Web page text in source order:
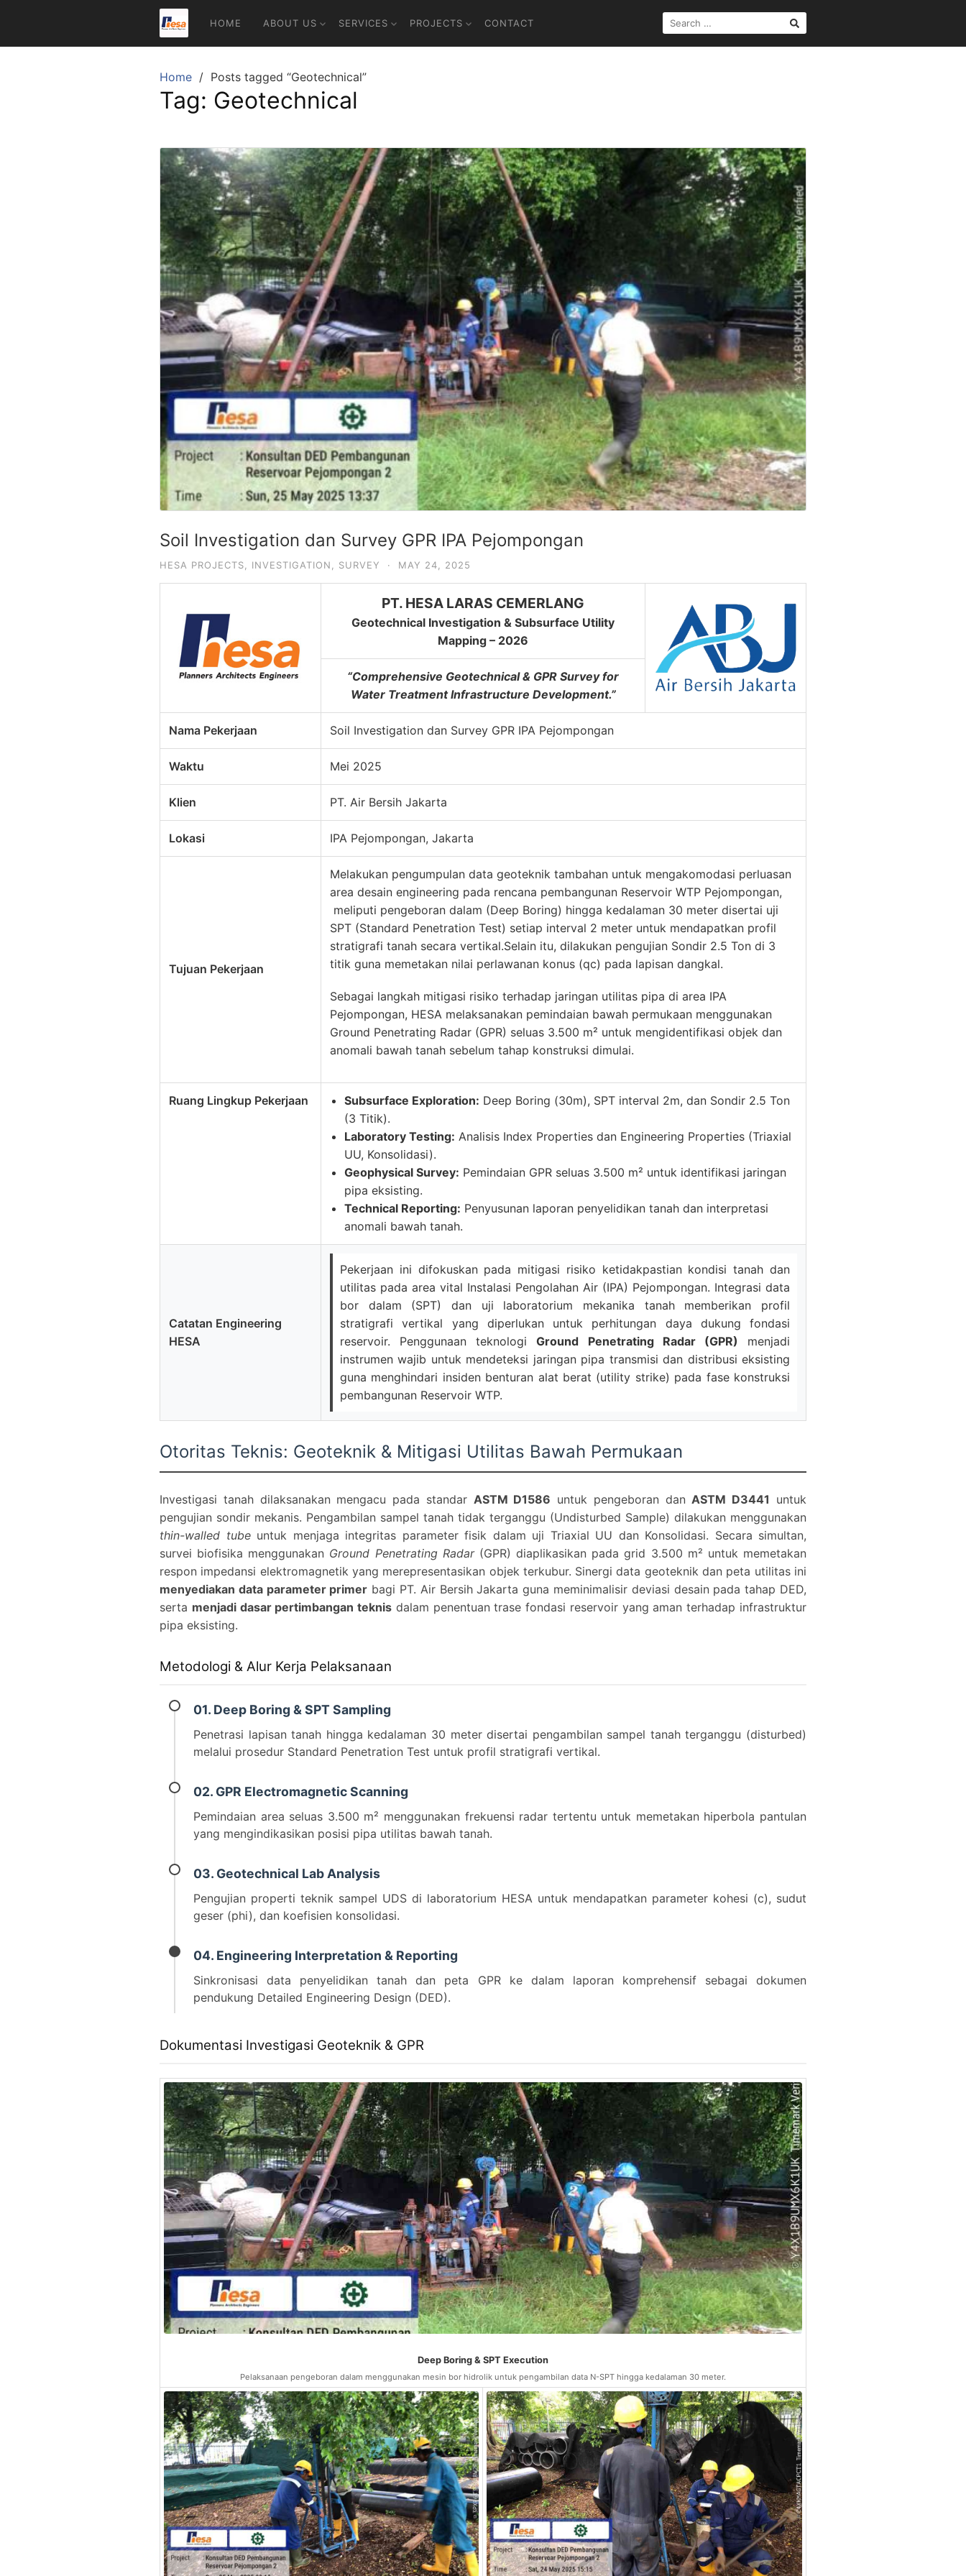
content
HOME ABOUT US SERVICES PROJECTS CONTACT
SEARCH
FOR:
Home Posts tagged “Geotechnical”
Tag: Geotechnical
Soil Investigation dan Survey GPR IPA Pejompongan
HESA PROJECTS INVESTIGATION SURVEY · MAY 24, 2025
PT. HESA LARAS CEMERLANG
Geotechnical Investigation & Subsurface Utility
Mapping – 2026
“Comprehensive Geotechnical & GPR Survey for
Water Treatment Infrastructure Development.”
Nama Pekerjaan Soil Investigation dan Survey GPR IPA Pejompongan
Waktu Mei 2025
Klien PT. Air Bersih Jakarta
Lokasi IPA Pejompongan, Jakarta
Tujuan Pekerjaan
Melakukan pengumpulan data geoteknik tambahan untuk mengakomodasi perluasan
area desain engineering pada rencana pembangunan Reservoir WTP Pejompongan,
meliputi pengeboran dalam (Deep Boring) hingga kedalaman 30 meter disertai uji
SPT (Standard Penetration Test) setiap interval 2 meter untuk mendapatkan profil
stratigrafi tanah secara vertikal.Selain itu, dilakukan pengujian Sondir 2.5 Ton di 3
titik guna memetakan nilai perlawanan konus (qc) pada lapisan dangkal.
Sebagai langkah mitigasi risiko terhadap jaringan utilitas pipa di area IPA
Pejompongan, HESA melaksanakan pemindaian bawah permukaan menggunakan
Ground Penetrating Radar (GPR) seluas 3.500 m² untuk mengidentifikasi objek dan
anomali bawah tanah sebelum tahap konstruksi dimulai.
Ruang Lingkup Pekerjaan Subsurface Exploration: Deep Boring (30m), SPT interval 2m, dan Sondir 2.5 Ton
(3 Titik).
Laboratory Testing: Analisis Index Properties dan Engineering Properties (Triaxial
UU, Konsolidasi).
Geophysical Survey: Pemindaian GPR seluas 3.500 m² untuk identifikasi jaringan
pipa eksisting.
Technical Reporting: Penyusunan laporan penyelidikan tanah dan interpretasi
anomali bawah tanah.
Catatan Engineering
HESA
Pekerjaan ini difokuskan pada mitigasi risiko ketidakpastian kondisi tanah dan
utilitas pada area vital Instalasi Pengolahan Air (IPA) Pejompongan. Integrasi data
bor dalam (SPT) dan uji laboratorium mekanika tanah memberikan profil
stratigrafi vertikal yang diperlukan untuk perhitungan daya dukung fondasi
reservoir. Penggunaan teknologiGround Penetrating Radar (GPR) menjadi
instrumen wajib untuk mendeteksi jaringan pipa transmisi dan distribusi eksisting
guna menghindari insiden benturan alat berat (utility strike) pada fase konstruksi
pembangunan Reservoir WTP.
Otoritas Teknis: Geoteknik & Mitigasi Utilitas Bawah Permukaan
Investigasi tanah dilaksanakan mengacu pada standar ASTM D1586 untuk pengeboran danASTM D3441 untuk
pengujian sondir mekanis. Pengambilan sampel tanah tidak terganggu (Undisturbed Sample) dilakukan menggunakan
thin-walled tubeuntuk menjaga integritas parameter fisik dalam uji Triaxial UU dan Konsolidasi. Secara simultan,
survei biofisika menggunakan Ground Penetrating Radar(GPR) diaplikasikan pada grid 3.500 m² untuk memetakan
respon impedansi elektromagnetik yang merepresentasikan objek terkubur. Sinergi data geoteknik dan peta utilitas ini
menyediakan data parameter primer bagi PT. Air Bersih Jakarta guna meminimalisir deviasi desain pada tahap DED,
serta menjadi dasar pertimbangan teknis dalam penentuan trase fondasi reservoir yang aman terhadap infrastruktur
pipa eksisting.
Metodologi & Alur Kerja Pelaksanaan
01. Deep Boring & SPT Sampling
Penetrasi lapisan tanah hingga kedalaman 30 meter disertai pengambilan sampel tanah terganggu (disturbed)
melalui prosedur Standard Penetration Test untuk profil stratigrafi vertikal.
02. GPR Electromagnetic Scanning
Pemindaian area seluas 3.500 m² menggunakan frekuensi radar tertentu untuk memetakan hiperbola pantulan
yang mengindikasikan posisi pipa utilitas bawah tanah.
03. Geotechnical Lab Analysis
Pengujian properti teknik sampel UDS di laboratorium HESA untuk mendapatkan parameter kohesi (c), sudut
geser (phi), dan koefisien konsolidasi.
04. Engineering Interpretation & Reporting
Sinkronisasi data penyelidikan tanah dan peta GPR ke dalam laporan komprehensif sebagai dokumen
pendukung Detailed Engineering Design (DED).
Dokumentasi Investigasi Geoteknik & GPR
Deep Boring & SPT Execution
Pelaksanaan pengeboran dalam menggunakan mesin bor hidrolik untuk pengambilan data N-SPT hingga kedalaman 30 meter.